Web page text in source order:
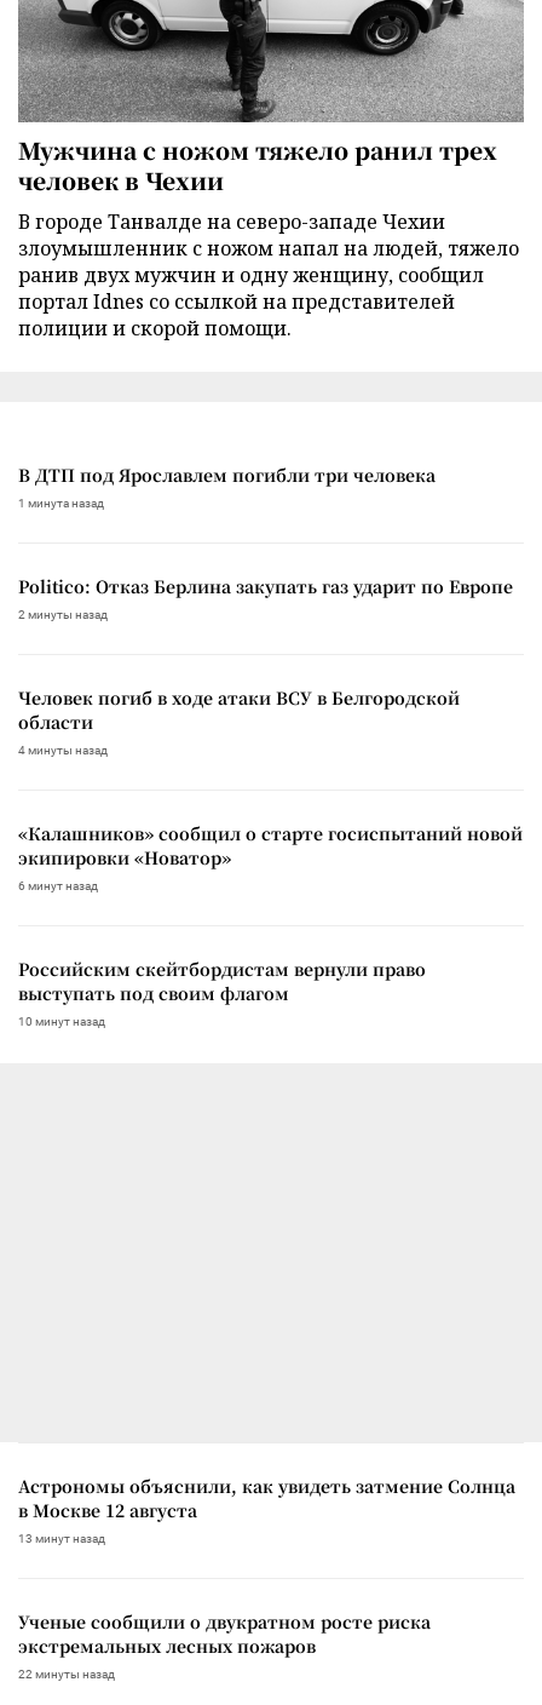
Мужчина с ножом тяжело ранил трех
человек в Чехии
В городе Танвалде на северо-западе Чехии
злоумышленник с ножом напал на людей, тяжело
ранив двух мужчин и одну женщину, сообщил
портал Idnes со ссылкой на представителей
полиции и скорой помощи.
В ДТП под Ярославлем погибли три человека
1 минута назад
Politico: Отказ Берлина закупать газ ударит по Европе
2 минуты назад
Человек погиб в ходе атаки ВСУ в Белгородской
области
4 минуты назад
«Калашников» сообщил о старте госиспытаний новой
экипировки «Новатор»
6 минут назад
Российским скейтбордистам вернули право
выступать под своим флагом
10 минут назад
Астрономы объяснили, как увидеть затмение Солнца
в Москве 12 августа
13 минут назад
Ученые сообщили о двукратном росте риска
экстремальных лесных пожаров
22 минуты назад